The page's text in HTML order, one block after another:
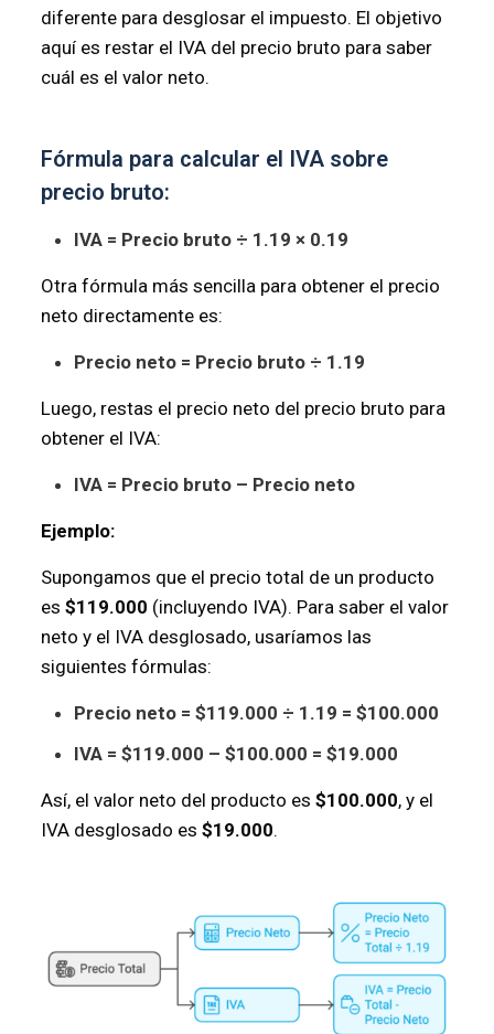
diferente para desglosar el impuesto. El objetivo
aquí es restar el IVA del precio bruto para saber
cuál es el valor neto.
Fórmula para calcular el IVA sobre
precio bruto:
IVA = Precio bruto ÷ 1.19 × 0.19
Otra fórmula más sencilla para obtener el precio
neto directamente es:
Precio neto = Precio bruto ÷ 1.19
Luego, restas el precio neto del precio bruto para
obtener el IVA:
IVA = Precio bruto – Precio neto
Ejemplo:
Supongamos que el precio total de un producto
es $119.000 (incluyendo IVA). Para saber el valor
neto y el IVA desglosado, usaríamos las
siguientes fórmulas:
Precio neto = $119.000 ÷ 1.19 = $100.000
IVA = $119.000 – $100.000 = $19.000
Así, el valor neto del producto es $100.000, y el
IVA desglosado es $19.000.